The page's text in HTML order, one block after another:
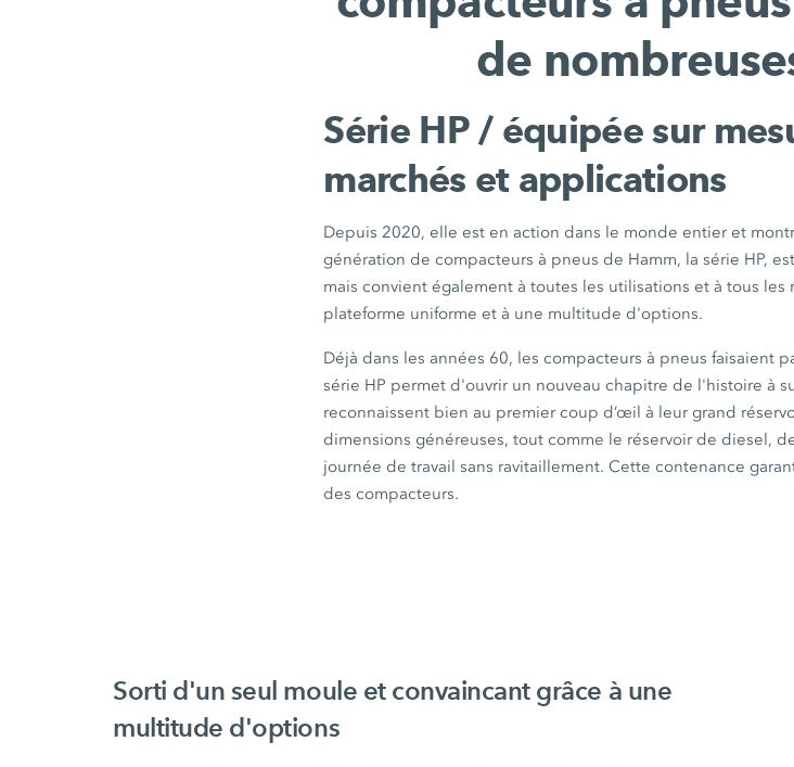
de
Série HP / équipée sur
marchés et applications
Depuis 2020, elle est en action dans le monde entier et
génération de compacteurs à pneus de Hamm, la série HP,
mais convient également à toutes les utilisations et à tous les
plateforme uniforme et à une multitude d'options.
Déjà dans les années 60, les compacteurs à pneus faisaient
série HP permet d'ouvrir un nouveau chapitre de l'histoire à
reconnaissent bien au premier coup d’œil à leur grand
dimensions généreuses, tout comme le réservoir de diesel,
journée de travail sans ravitaillement. Cette contenance
des compacteurs.
Sorti d'un seul moule et convaincant grâce à une
multitude d'options